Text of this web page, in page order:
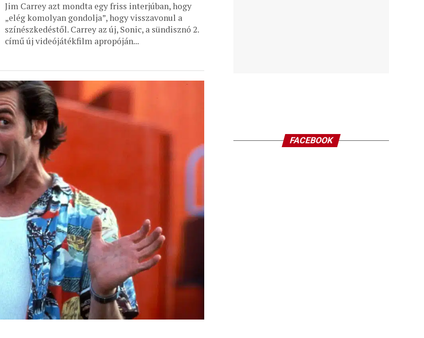
Jim Carrey azt mondta egy friss interjúban, hogy
„elég komolyan gondolja”, hogy visszavonul a
színészkedéstől. Carrey az új, Sonic, a sündisznó 2.
című új videójátékfilm apropóján...
FACEBOOK